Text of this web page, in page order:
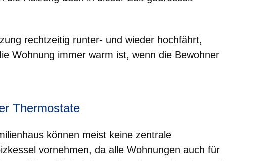
rechtzeitig runter- und wieder hochfährt,
Wohnung immer warm ist, wenn die Bewohner
Thermostate
können meist keine zentrale
vornehmen, da alle Wohnungen auch für